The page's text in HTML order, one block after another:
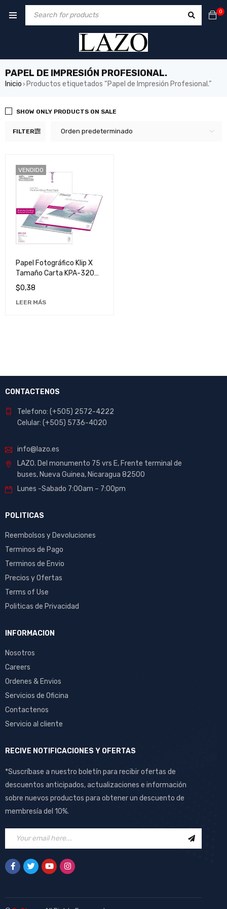
0
PAPEL DE IMPRESIÓN PROFESIONAL.
Inicio › Productos etiquetados “Papel de Impresión Profesional.”
FILTER Orden predeterminado
SHOW ONLY PRODUCTS ON SALE
VENDIDO
Papel Fotográfico Klip X
Tamaño Carta KPA-320
de Alta Calidad para
Impresiones Profesionales
$0,38
LEER MÁS
CONTACTENOS
Telefono: (+505) 2572-4222
Celular: (+505) 5736-4020
info@lazo.es
LAZO. Del monumento 75 vrs E, Frente terminal de
buses, Nueva Guinea, Nicaragua 82500
Lunes -Sabado 7:00am – 7:00pm
POLITICAS
Reembolsos y Devoluciones
Terminos de Pago
Terminos de Envio
Precios y Ofertas
Terms of Use
Politicas de Privacidad
INFORMACION
Nosotros
Careers
Ordenes & Envios
Servicios de Oficina
Contactenos
Servicio al cliente
RECIVE NOTIFICACIONES Y OFERTAS
*Suscríbase a nuestro boletín para recibir ofertas de
descuentos anticipados, actualizaciones e información
sobre nuevos productos para obtener un descuento de
membresía del 10%.